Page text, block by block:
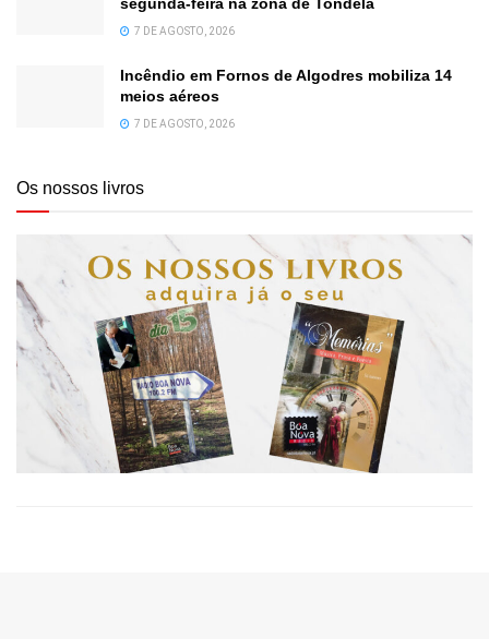
7 DE AGOSTO, 2026
Incêndio em Fornos de Algodres mobiliza 14
meios aéreos
7 DE AGOSTO, 2026
Os nossos livros